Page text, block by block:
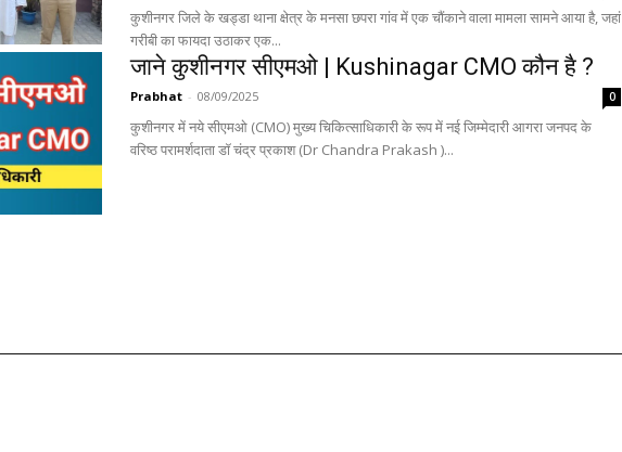
कुशीनगर जिले के खड्डा थाना क्षेत्र के मनसा छपरा गांव में एक चौंकाने वाला मामला सामने आया है, जहां
गरीबी का फायदा उठाकर एक...
जाने कुशीनगर सीएमओ | Kushinagar CMO कौन है ?
Prabhat - 08/09/2025 0
कुशीनगर में नये सीएमओ (CMO) मुख्य चिकित्साधिकारी के रूप में नई जिम्मेदारी आगरा जनपद के
वरिष्ठ परामर्शदाता डॉ चंद्र प्रकाश (Dr Chandra Prakash )...